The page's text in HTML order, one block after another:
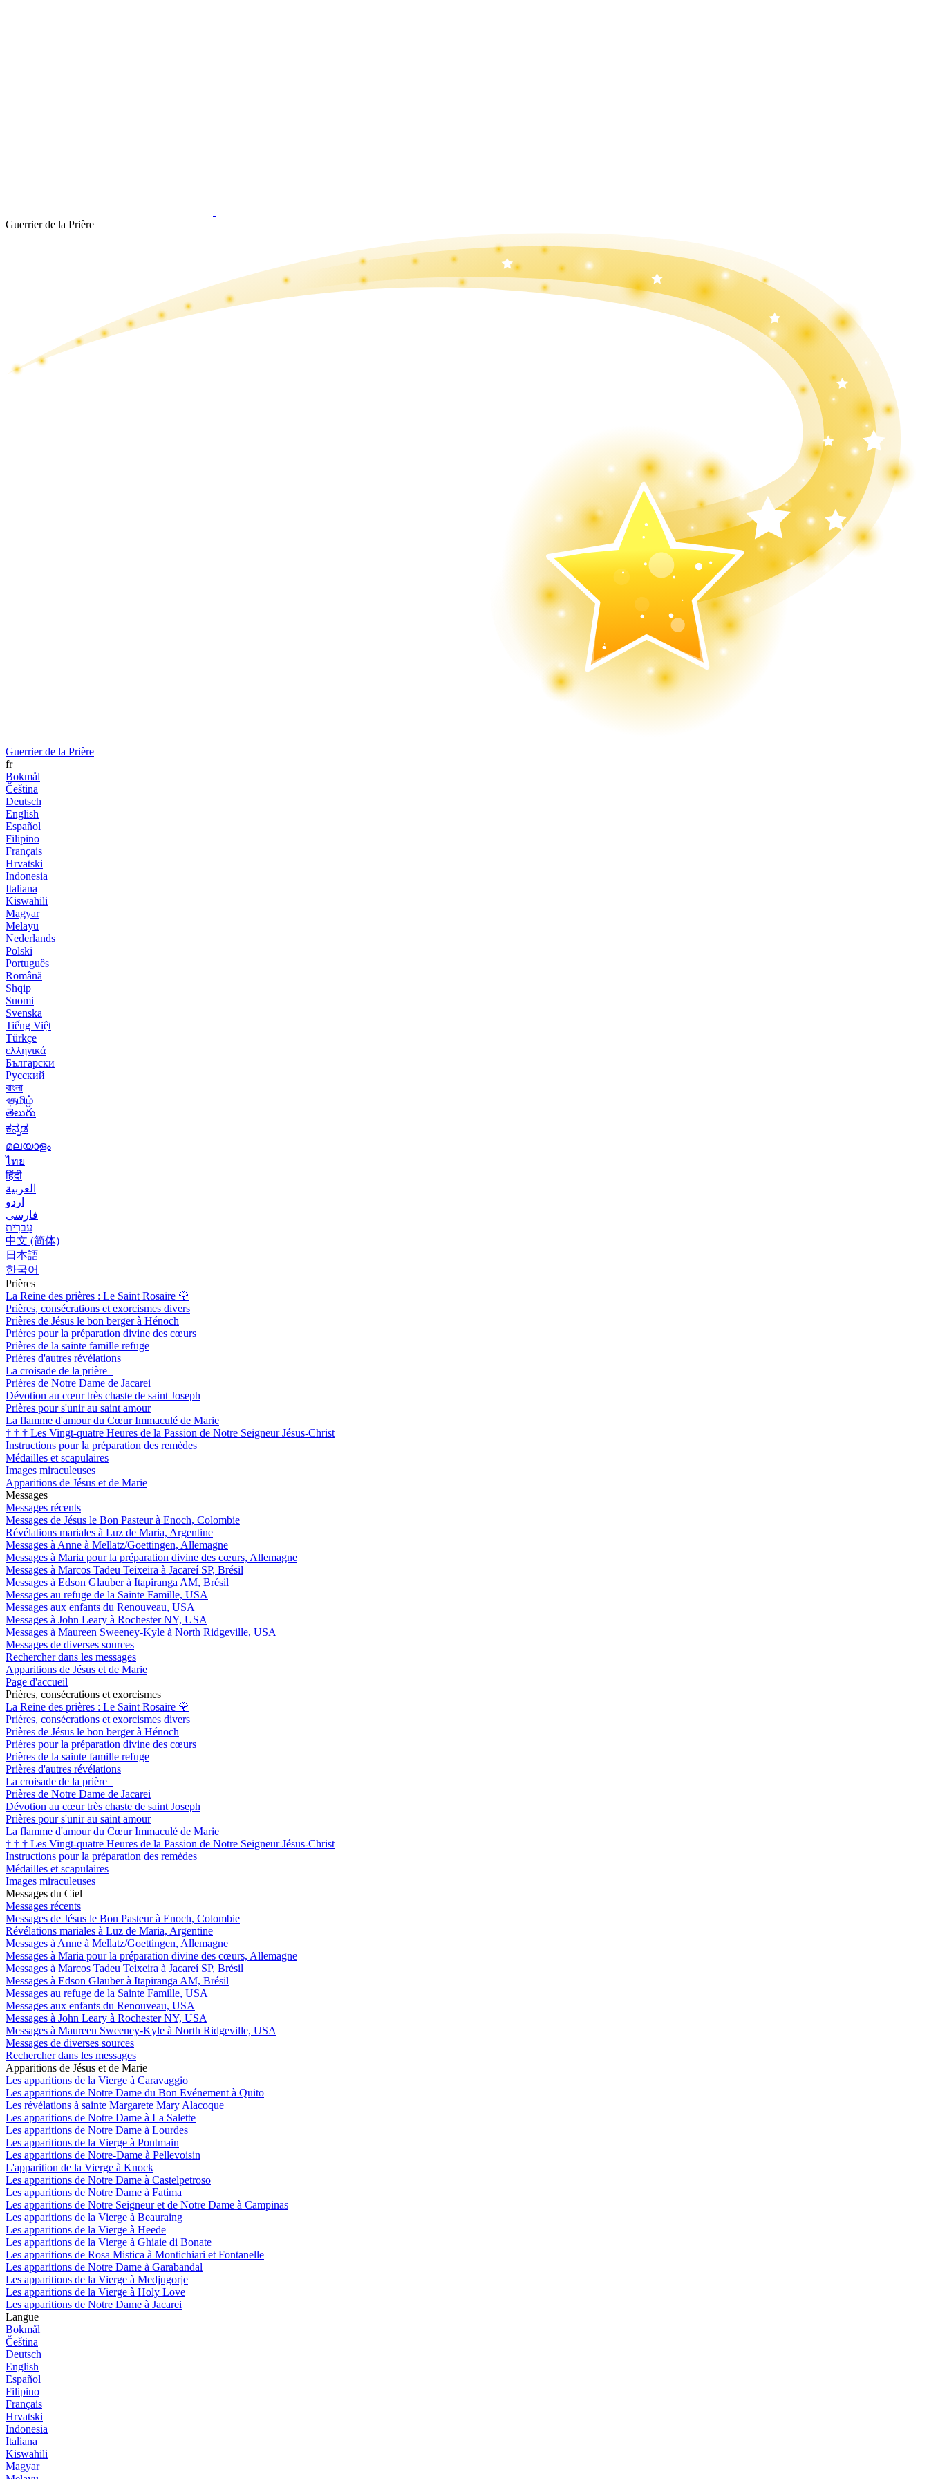
Guerrier de la Prière
Guerrier de la Prière
fr
Bokmål
Čeština
Deutsch
English
Español
Filipino
Français
Hrvatski
Indonesia
Italiana
Kiswahili
Magyar
Melayu
Nederlands
Polski
Português
Română
Shqip
Suomi
Svenska
Tiếng Việt
Türkçe
ελληνικά
Български
Русский
বাংলা
বதமிழ்
తెలుగు
ಕನ್ನಡ
മലയാളം
ไทย
हिंदी
العربية
اردو
فارسی
עִברִית
中文 (简体)
日本語
한국어
Prières
La Reine des prières : Le Saint Rosaire 🌹
Prières, consécrations et exorcismes divers
Prières de Jésus le bon berger à Hénoch
Prières pour la préparation divine des cœurs
Prières de la sainte famille refuge
Prières d'autres révélations
La croisade de la prière
Prières de Notre Dame de Jacarei
Dévotion au cœur très chaste de saint Joseph
Prières pour s'unir au saint amour
La flamme d'amour du Cœur Immaculé de Marie
† † † Les Vingt-quatre Heures de la Passion de Notre Seigneur Jésus-Christ
Instructions pour la préparation des remèdes
Médailles et scapulaires
Images miraculeuses
Apparitions de Jésus et de Marie
Messages
Messages récents
Messages de Jésus le Bon Pasteur à Enoch, Colombie
Révélations mariales à Luz de Maria, Argentine
Messages à Anne à Mellatz/Goettingen, Allemagne
Messages à Maria pour la préparation divine des cœurs, Allemagne
Messages à Marcos Tadeu Teixeira à Jacareí SP, Brésil
Messages à Edson Glauber à Itapiranga AM, Brésil
Messages au refuge de la Sainte Famille, USA
Messages aux enfants du Renouveau, USA
Messages à John Leary à Rochester NY, USA
Messages à Maureen Sweeney-Kyle à North Ridgeville, USA
Messages de diverses sources
Rechercher dans les messages
Apparitions de Jésus et de Marie
Page d'accueil
Prières, consécrations et exorcismes
La Reine des prières : Le Saint Rosaire 🌹
Prières, consécrations et exorcismes divers
Prières de Jésus le bon berger à Hénoch
Prières pour la préparation divine des cœurs
Prières de la sainte famille refuge
Prières d'autres révélations
La croisade de la prière
Prières de Notre Dame de Jacarei
Dévotion au cœur très chaste de saint Joseph
Prières pour s'unir au saint amour
La flamme d'amour du Cœur Immaculé de Marie
† † † Les Vingt-quatre Heures de la Passion de Notre Seigneur Jésus-Christ
Instructions pour la préparation des remèdes
Médailles et scapulaires
Images miraculeuses
Messages du Ciel
Messages récents
Messages de Jésus le Bon Pasteur à Enoch, Colombie
Révélations mariales à Luz de Maria, Argentine
Messages à Anne à Mellatz/Goettingen, Allemagne
Messages à Maria pour la préparation divine des cœurs, Allemagne
Messages à Marcos Tadeu Teixeira à Jacareí SP, Brésil
Messages à Edson Glauber à Itapiranga AM, Brésil
Messages au refuge de la Sainte Famille, USA
Messages aux enfants du Renouveau, USA
Messages à John Leary à Rochester NY, USA
Messages à Maureen Sweeney-Kyle à North Ridgeville, USA
Messages de diverses sources
Rechercher dans les messages
Apparitions de Jésus et de Marie
Les apparitions de la Vierge à Caravaggio
Les apparitions de Notre Dame du Bon Evénement à Quito
Les révélations à sainte Margarete Mary Alacoque
Les apparitions de Notre Dame à La Salette
Les apparitions de Notre Dame à Lourdes
Les apparitions de la Vierge à Pontmain
Les apparitions de Notre-Dame à Pellevoisin
L'apparition de la Vierge à Knock
Les apparitions de Notre Dame à Castelpetroso
Les apparitions de Notre Dame à Fatima
Les apparitions de Notre Seigneur et de Notre Dame à Campinas
Les apparitions de la Vierge à Beauraing
Les apparitions de la Vierge à Heede
Les apparitions de la Vierge à Ghiaie di Bonate
Les apparitions de Rosa Mistica à Montichiari et Fontanelle
Les apparitions de Notre Dame à Garabandal
Les apparitions de la Vierge à Medjugorje
Les apparitions de la Vierge à Holy Love
Les apparitions de Notre Dame à Jacarei
Langue
Bokmål
Čeština
Deutsch
English
Español
Filipino
Français
Hrvatski
Indonesia
Italiana
Kiswahili
Magyar